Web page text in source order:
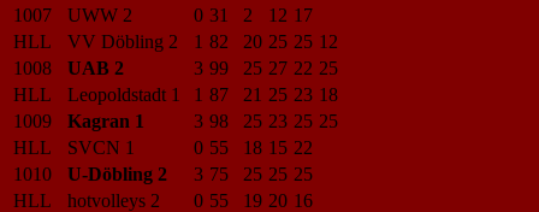
1007
UWW 2 0 31 2 12 17
HLL
VV Döbling 2 1 82 20 25 25 12
1008
UAB 2 3 99 25 27 22 25
HLL
Leopoldstadt 1 1 87 21 25 23 18
1009
Kagran 1 3 98 25 23 25 25
HLL
SVCN 1 0 55 18 15 22
1010
U-Döbling 2 3 75 25 25 25
HLL
hotvolleys 2 0 55 19 20 16